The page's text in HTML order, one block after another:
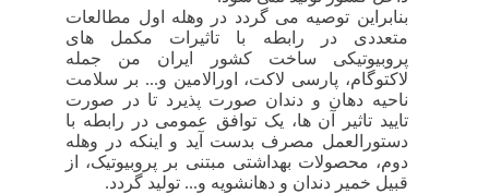
بنابراین توصیه می گردد در وهله اول مطالعات
متعددی در رابطه با تاثیرات مکمل های
پروبیوتیکی ساخت کشور ایران من جمله
لاکتوگام، پارسی لاکت، اورالامین و... بر سلامت
ناحیه دهان و دندان صورت پذیرد تا در صورت
تایید تاثیر آن ها، یک توافق عمومی در رابطه با
دستورالعمل مصرف بدست آید و اینکه در وهله
دوم، محصولات بهداشتی مبتنی بر پروبیوتیک، از
قبیل خمیر دندان و دهانشویه و... تولید گردد.